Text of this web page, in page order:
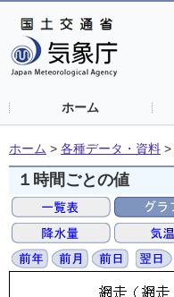
ホーム
ホーム > 各種データ・資料 >
１時間ごとの値